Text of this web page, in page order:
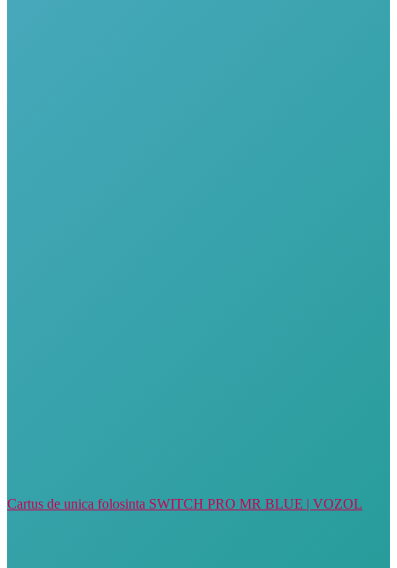
Cartus de unica folosinta SWITCH PRO MR BLUE | VOZOL